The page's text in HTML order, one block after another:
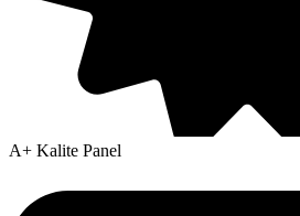
A+ Kalite Panel